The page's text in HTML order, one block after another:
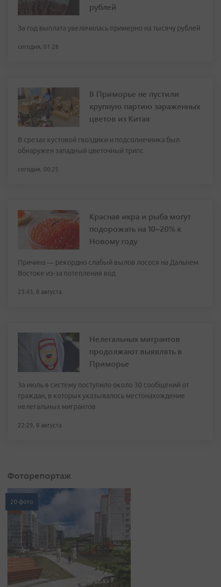
рублей
За год выплата увеличилась примерно на тысячу рублей
сегодня, 01:28
В Приморье не пустили
крупную партию зараженных
цветов из Китая
В срезах кустовой гвоздики и подсолнечника был
обнаружен западный цветочный трипс
сегодня, 00:25
Красная икра и рыба могут
подорожать на 10–20% к
Новому году
Причина — рекордно слабый вылов лосося на Дальнем
Востоке из-за потепления вод
23:43, 8 августа
Нелегальных мигрантов
продолжают выявлять в
Приморье
За июль в систему поступило около 30 сообщений от
граждан, в которых указывалось местонахождение
нелегальных мигрантов
22:29, 8 августа
Фоторепортаж
20 фото